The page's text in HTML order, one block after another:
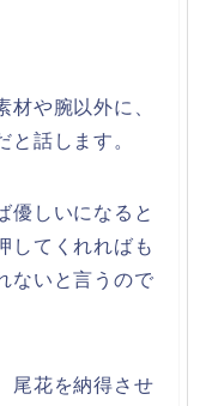
材や腕以外に、
と話します。
優しいになると
してくれればも
ないと言うので
尾花を納得させ